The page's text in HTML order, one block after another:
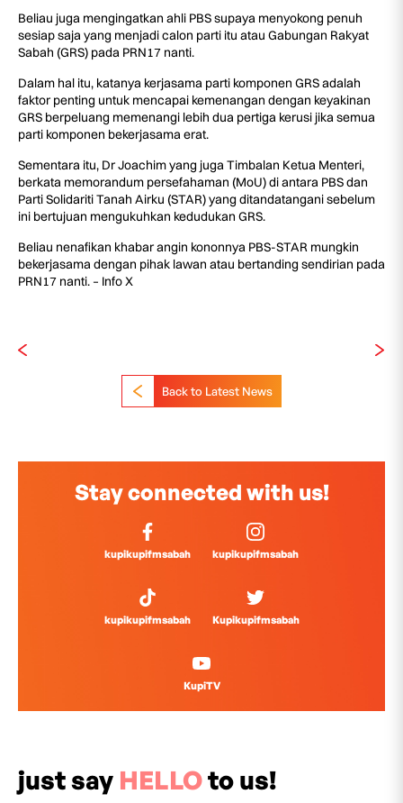
Beliau juga mengingatkan ahli PBS supaya menyokong penuh
sesiap saja yang menjadi calon parti itu atau Gabungan Rakyat
Sabah (GRS) pada PRN17 nanti.
Dalam hal itu, katanya kerjasama parti komponen GRS adalah
faktor penting untuk mencapai kemenangan dengan keyakinan
GRS berpeluang memenangi lebih dua pertiga kerusi jika semua
parti komponen bekerjasama erat.
Sementara itu, Dr Joachim yang juga Timbalan Ketua Menteri,
berkata memorandum persefahaman (MoU) di antara PBS dan
Parti Solidariti Tanah Airku (STAR) yang ditandatangani sebelum
ini bertujuan mengukuhkan kedudukan GRS.
Beliau nenafikan khabar angin kononnya PBS-STAR mungkin
bekerjasama dengan pihak lawan atau bertanding sendirian pada
PRN17 nanti. – Info X
Back to Latest News
Stay connected with us!
kupikupifmsabah kupikupifmsabah
kupikupifmsabah Kupikupifmsabah
KupiTV
just say HELLOto us!